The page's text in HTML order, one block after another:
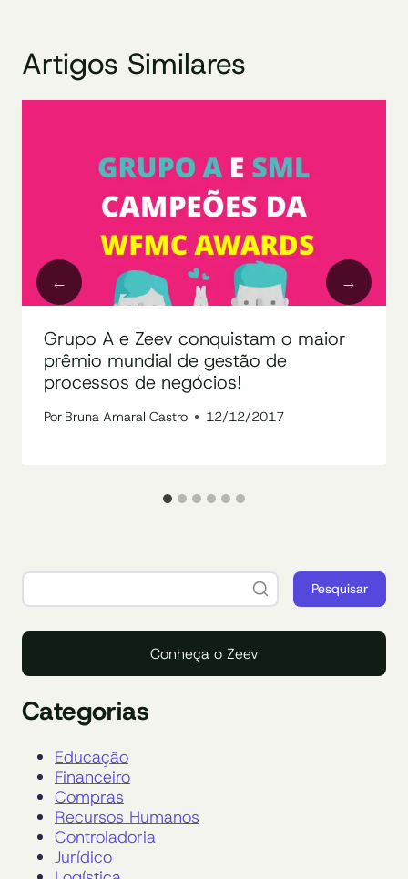
Artigos Similares
Grupo A e Zeev conquistam o maior
prêmio mundial de gestão de
processos de negócios!
Por Bruna Amaral Castro 12/12/2017
Pesquisar
Conheça o Zeev
Categorias
Educação
Financeiro
Compras
Recursos Humanos
Controladoria
Jurídico